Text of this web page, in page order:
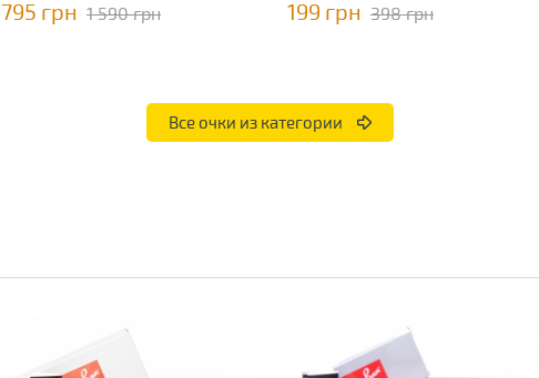
795 грн 1 590 грн 199 грн 398 грн
Все очки из категории